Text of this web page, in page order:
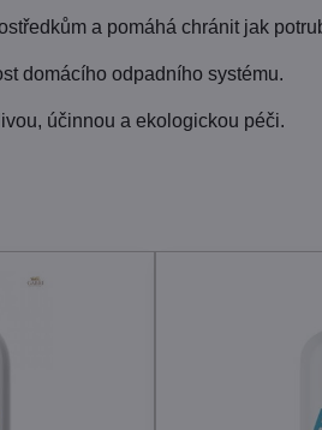
a pomáhá chránit jak
domácího odpadního systému.
účinnou a ekologickou péči.